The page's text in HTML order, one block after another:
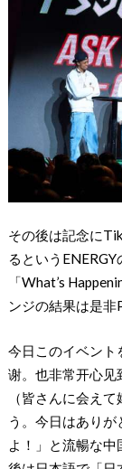
その後は記念に
るという
「What’s
ンジの結果は是非
今日このイベント
谢。也非常开心见
（皆さんに会え
う。今日はあり
よ！」と流暢な